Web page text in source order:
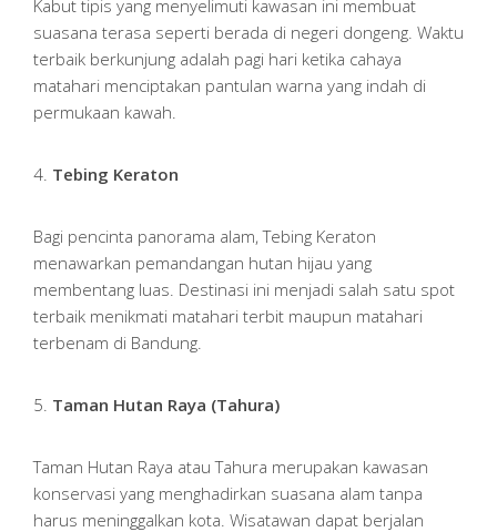
Kabut tipis yang menyelimuti kawasan ini membuat
suasana terasa seperti berada di negeri dongeng. Waktu
terbaik berkunjung adalah pagi hari ketika cahaya
matahari menciptakan pantulan warna yang indah di
permukaan kawah.
4. Tebing Keraton
Bagi pencinta panorama alam, Tebing Keraton
menawarkan pemandangan hutan hijau yang
membentang luas. Destinasi ini menjadi salah satu spot
terbaik menikmati matahari terbit maupun matahari
terbenam di Bandung.
5. Taman Hutan Raya (Tahura)
Taman Hutan Raya atau Tahura merupakan kawasan
konservasi yang menghadirkan suasana alam tanpa
harus meninggalkan kota. Wisatawan dapat berjalan